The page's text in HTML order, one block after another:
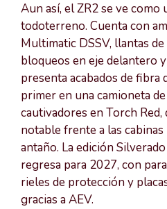
Aun así, el ZR2 se ve
todoterreno. Cuenta con
Multimatic DSSV, llantas
bloqueos en eje delantero
presenta acabados de
primer en una camioneta
cautivadores en Torch
notable frente a las cabinas
antaño. La edición
regresa para 2027, con
rieles de protección y
gracias a AEV.